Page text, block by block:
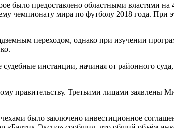
было предоставлено областными властями на
чемпионату мира по футболу 2018 года. При
переходом, однако при изучении
инстанции, начиная от районного
правительству. Третьими лицами заявлены
было заключено инвестиционное